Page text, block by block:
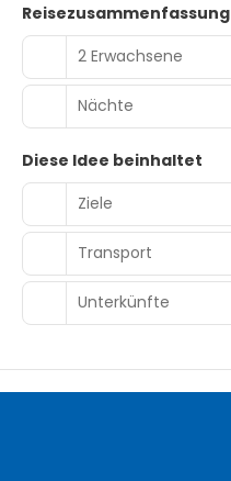
Reisezusammenfassung
2 Erwachsene
Nächte
Diese Idee beinhaltet
Ziele
Transport
Unterkünfte